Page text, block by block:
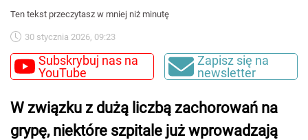
Ten tekst przeczytasz w mniej niż minutę
30 stycznia 2026, 09:23
Subskrybuj nas na
YouTube
Zapisz się na
newsletter
W związku z dużą liczbą zachorowań na
grypę, niektóre szpitale już wprowadzają